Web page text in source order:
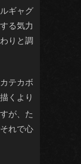
ギャグ
る気力
りと調
テカボ
くより
が、た
れで心